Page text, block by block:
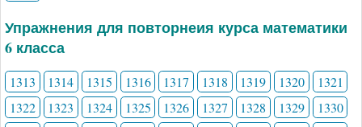
Упражнения для повторнеия курса математики
6 класса
1313 1314 1315 1316 1317 1318 1319 1320
1321
1322
1323 1324 1325 1326 1327 1328 1329
1330